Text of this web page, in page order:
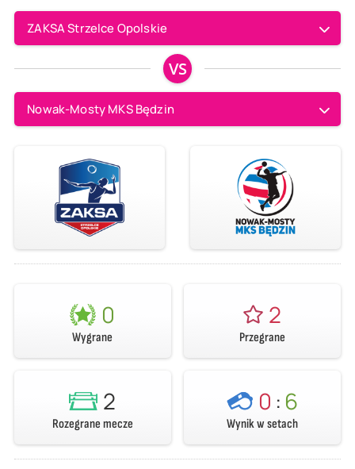
ZAKSA Strzelce Opolskie
VS
Nowak-Mosty MKS Będzin
0
Wygrane
2
Przegrane
2
Rozegrane mecze
0 : 6
Wynik w setach